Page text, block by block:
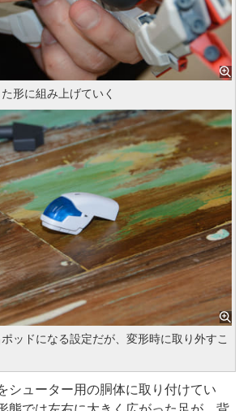
形に組み上げていく
ッドになる設定だが、変形時に取り外すこ
シューター用の胴体に取り付けてい